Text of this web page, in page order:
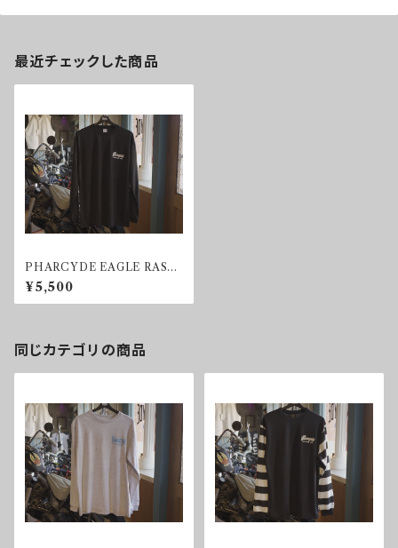
最近チェックした商品
PHARCYDE EAGLE RASH
GUARD CHECKER
¥5,500
同じカテゴリの商品